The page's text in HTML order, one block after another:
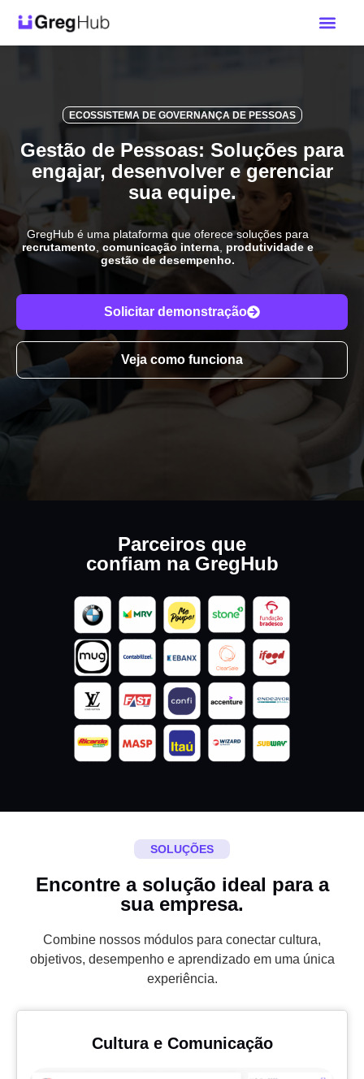
ECOSSISTEMA DE GOVERNANÇA DE PESSOAS
Gestão de Pessoas: Soluções para
engajar, desenvolver e gerenciar
sua equipe.
GregHub é uma plataforma que oferece soluções para
recrutamento comunicação interna produtividade e
gestão de desempenho.
Solicitar demonstração
Veja como funciona
Parceiros que
confiam na GregHub
SOLUÇÕES
Encontre a solução ideal para a
sua empresa.
Combine nossos módulos para conectar cultura,
objetivos, desempenho e aprendizado em uma única
experiência.
Cultura e Comunicação